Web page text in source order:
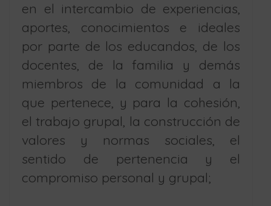
en el intercambio de experiencias,
aportes, conocimientos e ideales
por parte de los educandos, de los
docentes, de la familia y demás
miembros de la comunidad a la
que pertenece, y para la cohesión,
el trabajo grupal, la construcción de
valores y normas sociales, el
sentido de pertenencia y el
compromiso personal y grupal;